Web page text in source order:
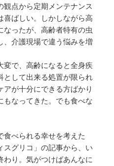
観点から定期メンテナンス
喜ばしい。しかしながら高
なったが、高齢者特有の虫
、介護現場で違う悩みを増
変で、高齢になると全身疾
として出来る処置が限られ
アが十分にできる方ばかり
もなってきた。でも食べな
食べられる幸せを考えた
スグリコ」の記事から、い
わり。気がつけばあんなに